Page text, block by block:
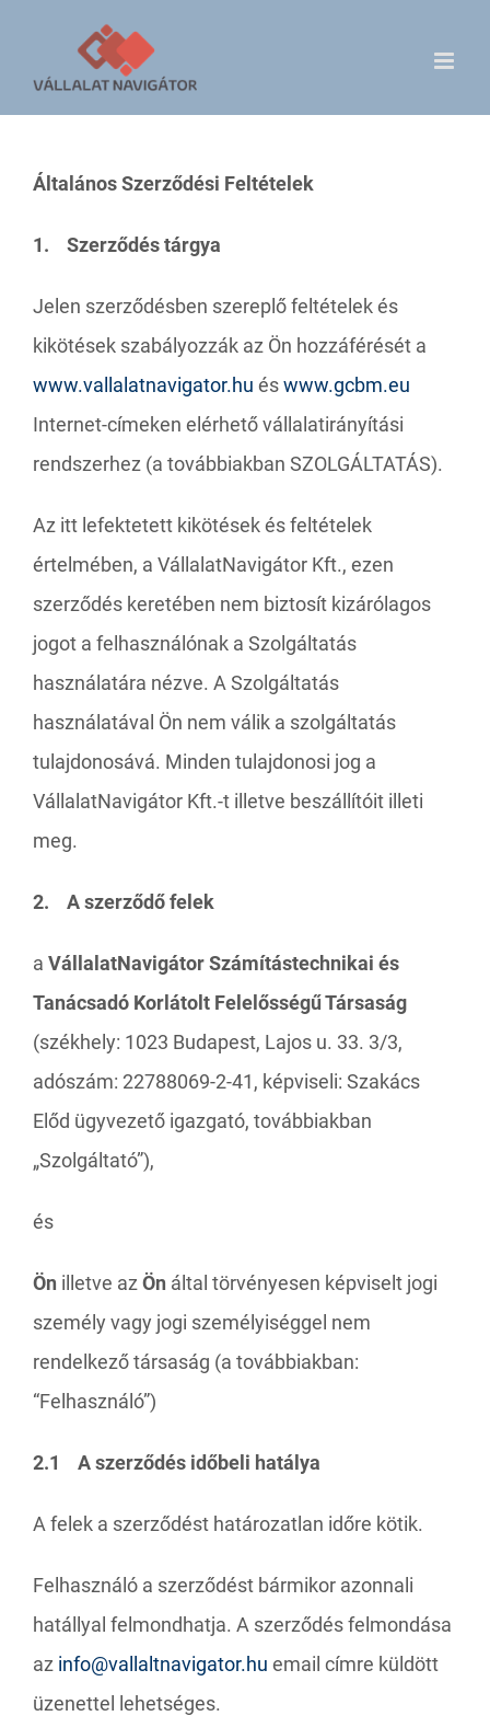
content
Általános Szerződési Feltételek
1. Szerződés tárgya
Jelen szerződésben szereplő feltételek és
kikötések szabályozzák az Ön hozzáférését a
www.vallalatnavigator.hu éswww.gcbm.eu
Internet-címeken elérhető vállalatirányítási
rendszerhez (a továbbiakban SZOLGÁLTATÁS).
Az itt lefektetett kikötések és feltételek
értelmében, a VállalatNavigátor Kft., ezen
szerződés keretében nem biztosít kizárólagos
jogot a felhasználónak a Szolgáltatás
használatára nézve. A Szolgáltatás
használatával Ön nem válik a szolgáltatás
tulajdonosává. Minden tulajdonosi jog a
VállalatNavigátor Kft.-t illetve beszállítóit illeti
meg.
2. A szerződő felek
a VállalatNavigátor Számítástechnikai és
Tanácsadó Korlátolt Felelősségű Társaság
(székhely: 1023 Budapest, Lajos u. 33. 3/3,
adószám: 22788069-2-41, képviseli: Szakács
Előd ügyvezető igazgató, továbbiakban
„Szolgáltató”),
és
Ön illetve az Ön által törvényesen képviselt jogi
személy vagy jogi személyiséggel nem
rendelkező társaság (a továbbiakban:
“Felhasználó”)
2.1 A szerződés időbeli hatálya
A felek a szerződést határozatlan időre kötik.
Felhasználó a szerződést bármikor azonnali
hatállyal felmondhatja. A szerződés felmondása
az info@vallaltnavigator.hu email címre küldött
üzenettel lehetséges.